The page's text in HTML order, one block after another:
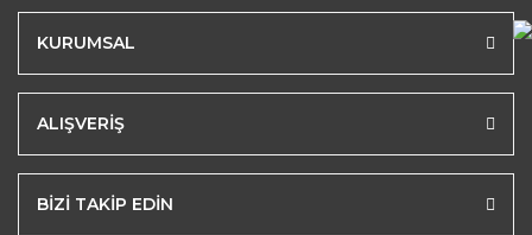
KURUMSAL
ALIŞVERİŞ
BİZİ TAKİP EDİN